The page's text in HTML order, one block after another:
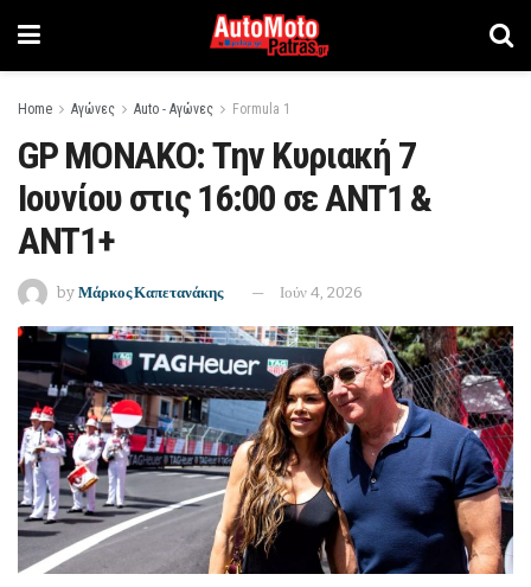
Home Αγώνες Auto - Αγώνες Formula 1
GP ΜΟΝΑΚΟ: Την Κυριακή 7
Ιουνίου στις 16:00 σε ΑΝΤ1 &
ΑΝΤ1+
by Μάρκος Καπετανάκης Ιούν 4, 2026